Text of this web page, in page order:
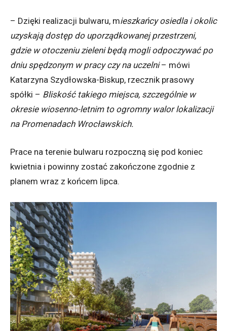
– Dzięki realizacji bulwaru, mieszkańcy osiedla i okolic
uzyskają dostęp do uporządkowanej przestrzeni,
gdzie w otoczeniu zieleni będą mogli odpoczywać po
dniu spędzonym w pracy czy na uczelni– mówi
Katarzyna Szydłowska-Biskup, rzecznik prasowy
spółki – Bliskość takiego miejsca, szczególnie w
okresie wiosenno-letnim to ogromny walor lokalizacji
na Promenadach Wrocławskich.
Prace na terenie bulwaru rozpoczną się pod koniec
kwietnia i powinny zostać zakończone zgodnie z
planem wraz z końcem lipca.